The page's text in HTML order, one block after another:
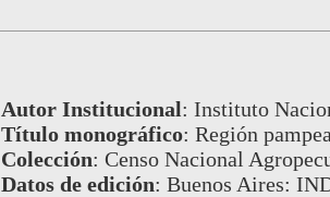
Autor Institucional: Instituto
Título monográfico: Región
Colección: Censo Nacional
Datos de edición: Buenos Aires: